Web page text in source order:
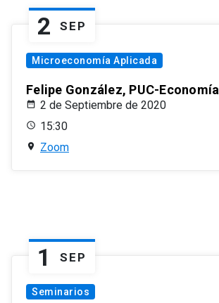
2 SEP
Microeconomía Aplicada
Felipe González, PUC-Economía
2 de Septiembre de 2020
15:30
Zoom
1 SEP
Seminarios